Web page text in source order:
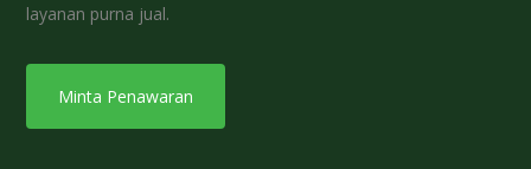
layanan purna jual.
Minta Penawaran